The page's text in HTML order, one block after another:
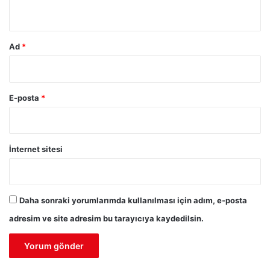
Ad *
E-posta *
İnternet sitesi
Daha sonraki yorumlarımda kullanılması için adım, e-posta
adresim ve site adresim bu tarayıcıya kaydedilsin.